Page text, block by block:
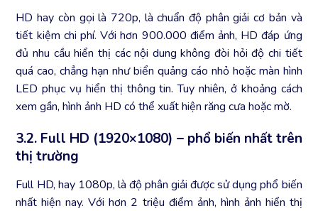
HD hay còn gọi là 720p, là chuẩn độ phân giải cơ bản và
tiết kiệm chi phí. Với hơn 900.000 điểm ảnh, HD đáp ứng
đủ nhu cầu hiển thị các nội dung không đòi hỏi độ chi tiết
quá cao, chẳng hạn như biển quảng cáo nhỏ hoặc màn hình
LED phục vụ hiển thị thông tin. Tuy nhiên, ở khoảng cách
xem gần, hình ảnh HD có thể xuất hiện răng cưa hoặc mờ.
3.2. Full HD (1920×1080) – phổ biến nhất trên
thị trường
Full HD, hay 1080p, là độ phân giải được sử dụng phổ biến
nhất hiện nay. Với hơn 2 triệu điểm ảnh, hình ảnh hiển thị